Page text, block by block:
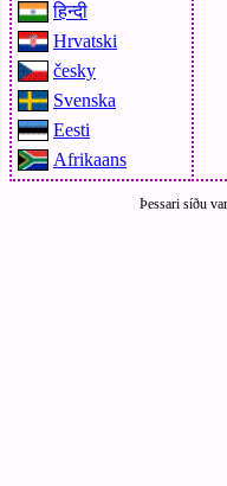
हिन्दी
Hrvatski
česky
Svenska
Eesti
Afrikaans
Þessari síðu